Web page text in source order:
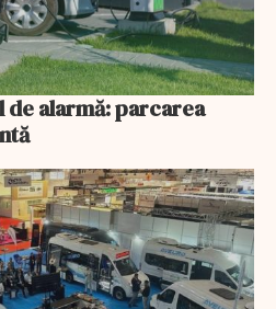
de alarmă: parcarea